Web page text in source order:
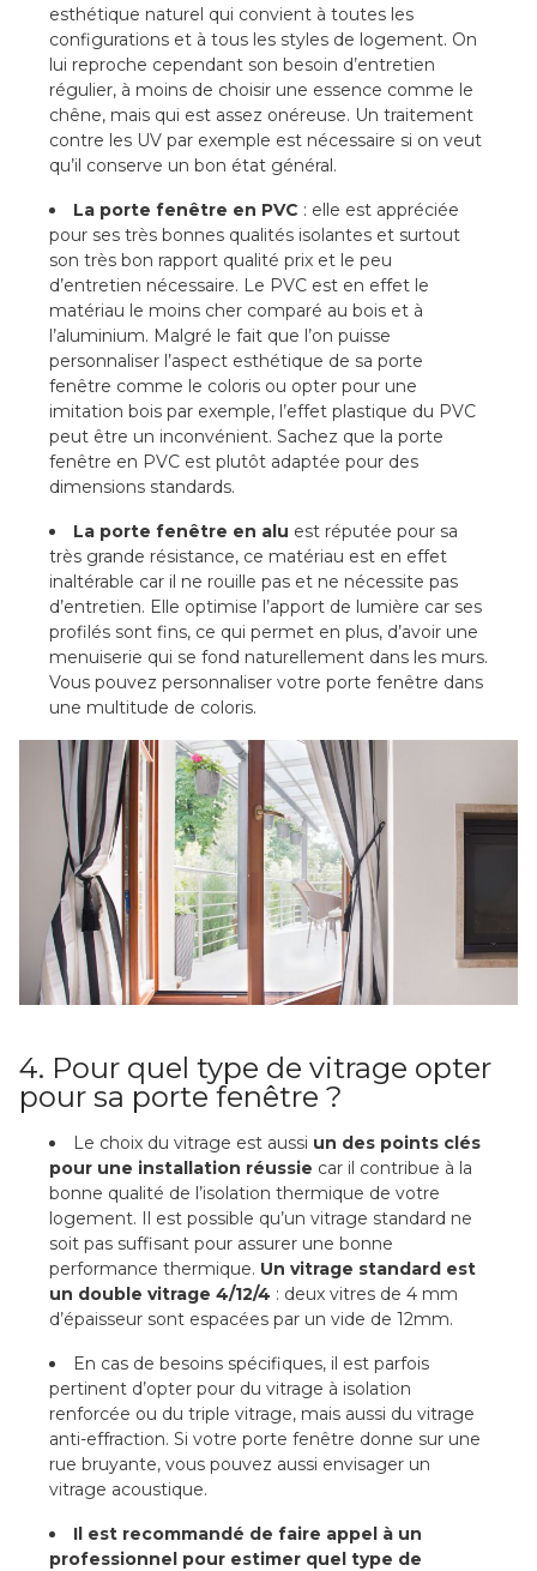
esthétique naturel qui convient à toutes les
configurations et à tous les styles de logement. On
lui reproche cependant son besoin d’entretien
régulier, à moins de choisir une essence comme le
chêne, mais qui est assez onéreuse. Un traitement
contre les UV par exemple est nécessaire si on veut
qu’il conserve un bon état général.
La porte fenêtre en PVC : elle est appréciée
pour ses très bonnes qualités isolantes et surtout
son très bon rapport qualité prix et le peu
d’entretien nécessaire. Le PVC est en effet le
matériau le moins cher comparé au bois et à
l’aluminium. Malgré le fait que l’on puisse
personnaliser l’aspect esthétique de sa porte
fenêtre comme le coloris ou opter pour une
imitation bois par exemple, l’effet plastique du PVC
peut être un inconvénient. Sachez que la porte
fenêtre en PVC est plutôt adaptée pour des
dimensions standards.
La porte fenêtre en alu est réputée pour sa
très grande résistance, ce matériau est en effet
inaltérable car il ne rouille pas et ne nécessite pas
d’entretien. Elle optimise l’apport de lumière car ses
profilés sont fins, ce qui permet en plus, d’avoir une
menuiserie qui se fond naturellement dans les murs.
Vous pouvez personnaliser votre porte fenêtre dans
une multitude de coloris.
4. Pour quel type de vitrage opter
pour sa porte fenêtre ?
Le choix du vitrage est aussi un des points clés
pour une installation réussie car il contribue à la
bonne qualité de l’isolation thermique de votre
logement. Il est possible qu’un vitrage standard ne
soit pas suffisant pour assurer une bonne
performance thermique. Un vitrage standard est
un double vitrage 4/12/4 : deux vitres de 4 mm
d’épaisseur sont espacées par un vide de 12mm.
En cas de besoins spécifiques, il est parfois
pertinent d’opter pour du vitrage à isolation
renforcée ou du triple vitrage, mais aussi du vitrage
anti-effraction. Si votre porte fenêtre donne sur une
rue bruyante, vous pouvez aussi envisager un
vitrage acoustique.
Il est recommandé de faire appel à un
professionnel pour estimer quel type de